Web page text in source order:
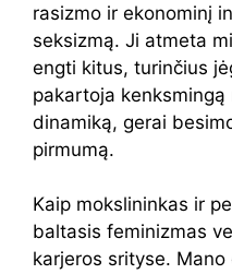
rasizmo ir ekonominį
seksizmą. Ji atmeta
engti kitus, turinčius
pakartoja
dinamiką, gerai
pirmumą.
Kaip mokslininkas ir
baltasis feminizmas
karjeros srityse.